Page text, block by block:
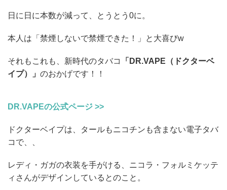
日に日に本数が減って、とうとう0に。
本人は「禁煙しないで禁煙できた！」と大喜びw
それもこれも、新時代のタバコ
「DR.VAPE（ドクターベ
イプ）」 のおかげです！！
DR.VAPEの公式ページ >>
ドクターベイプは、タールもニコチンも含まない電子タバ
コで、、
レディ・ガガの衣装を手がける、ニコラ・フォルミケッテ
ィさんがデザインしているとのこと。